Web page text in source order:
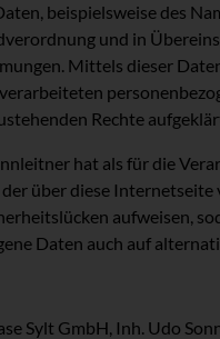
beispielsweise des
und in
Mittels dieser
Rechte
hat als für die
über diese
aufweisen,
Daten auch auf
Sylt GmbH, Inh. Udo